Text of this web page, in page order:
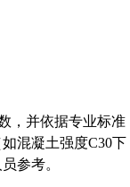
，并依据专业标准
混凝土强度C30下
参考。